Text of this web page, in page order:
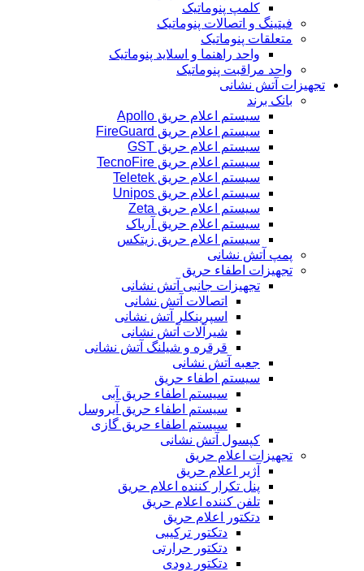
کلمپ پنوماتیک
فیتینگ و اتصالات پنوماتیک
متعلقات پنوماتیک
واحد راهنما و اسلاید پنوماتیک
واحد مراقبت پنوماتیک
تجهیزات آتش نشانی
بانک برند
سیستم اعلام حریق Apollo
سیستم اعلام حریق FireGuard
سیستم اعلام حریق GST
سیستم اعلام حریق TecnoFire
سیستم اعلام حریق Teletek
سیستم اعلام حریق Unipos
سیستم اعلام حریق Zeta
سیستم اعلام حریق آریاک
سیستم اعلام حریق زیتکس
پمپ آتش نشانی
تجهیزات اطفاء حریق
تجهیزات جانبی آتش نشانی
اتصالات آتش نشانی
اسپرینکلر آتش نشانی
شیرآلات آتش نشانی
قرقره و شیلنگ آتش نشانی
جعبه آتش نشانی
سیستم اطفاء حریق
سیستم اطفاء حریق آبی
سیستم اطفاء حریق آیروسل
سیستم اطفاء حریق گازی
کپسول آتش نشانی
تجهیزات اعلام حریق
آژیر اعلام حریق
پنل تکرار کننده اعلام حریق
تلفن کننده اعلام حریق
دتکتور اعلام حریق
دتکتور ترکیبی
دتکتور حرارتی
دتکتور دودی